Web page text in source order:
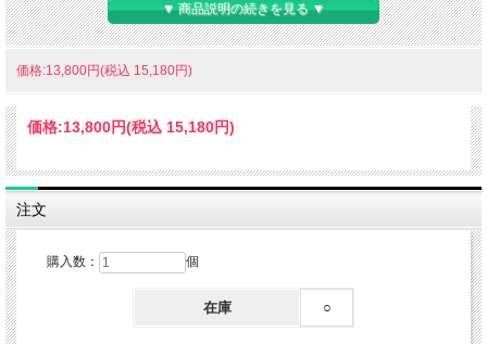
アルマイト処理済みアルミニウムを材に採用したブレードには、雪を掘るときに足
が滑らないようにステップ溝が設けられ、高めの側壁とブレードに刻まれたセンタ
人間工学設計による、伸縮式の急速閉鎖シャフトは長さを簡単に調整できるだけで
なく、右利き、左利き、どちらでも簡単に切り替えて使用できます。
■特徴・機能
・アルマイト処理済みアルミニウム
▼ 商品説明の続きを見る ▼
価格:13,800円(税込 15,180円)
価格:13,800円(税込 15,180円)
注文
購入数： 個
在庫 ○